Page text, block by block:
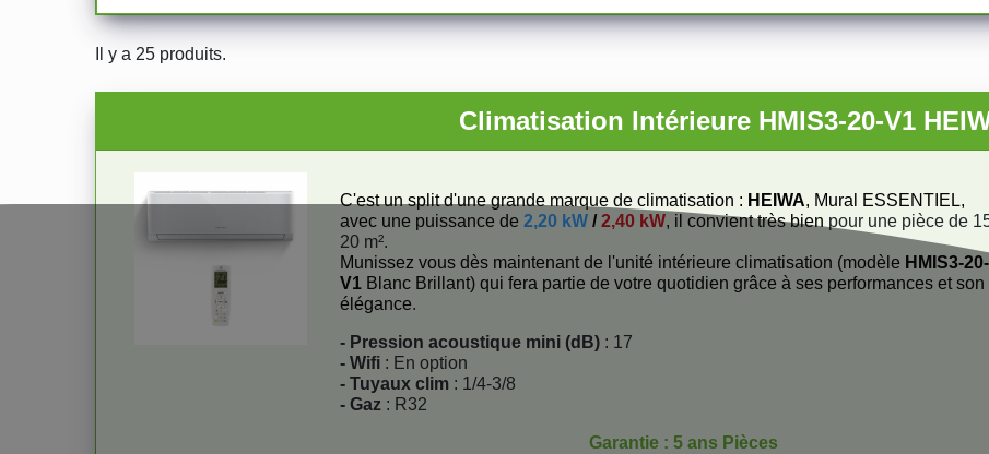
Il y a 25 produits.
Climatisation Intérieure HMIS3-20-V1
C'est un split d'une grande marque de climatisation : HEIWA, Mural ESSENTIEL,
avec une puissance de 2,20 kW /2,40 kW, il convient très bien pour une pièce de
20 m².
Munissez vous dès maintenant de l'unité intérieure climatisation (modèle HMIS3-20-
V1 Blanc Brillant) qui fera partie de votre quotidien grâce à ses performances et son
élégance.
- Pression acoustique mini (dB) : 17
- Wifi : En option
- Tuyaux clim : 1/4-3/8
- Gaz : R32
Garantie : 5 ans Pièces